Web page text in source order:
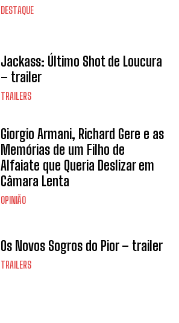
DESTAQUE
Jackass: Último Shot de Loucura
– trailer
TRAILERS
Giorgio Armani, Richard Gere e as
Memórias de um Filho de
Alfaiate que Queria Deslizar em
Câmara Lenta
OPINIÃO
Os Novos Sogros do Pior – trailer
TRAILERS